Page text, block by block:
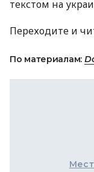
текстом на
Переходите и
По материалам: